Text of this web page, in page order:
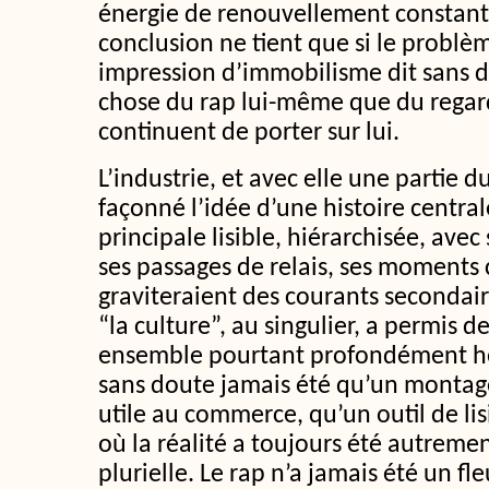
énergie de renouvellement
conclusion ne tient que si le
impression d’immobilisme dit sans
chose du rap lui-même que du
continuent de porter sur lui.
L’industrie, et avec elle une partie
façonné l’idée d’une histoire
principale lisible, hiérarchisée, avec
ses passages de relais, ses
graviteraient des courants
“la culture”, au singulier, a permis
ensemble pourtant profondément
sans doute jamais été qu’un
utile au commerce, qu’un outil de
où la réalité a toujours été
plurielle. Le rap n’a jamais été un